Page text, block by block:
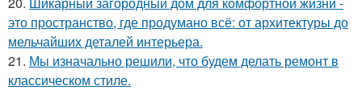
это пространство, где продумано всё: от архитектуры до
мельчайших деталей интерьера.
21. Мы изначально решили, что будем делать ремонт в
классическом стиле.